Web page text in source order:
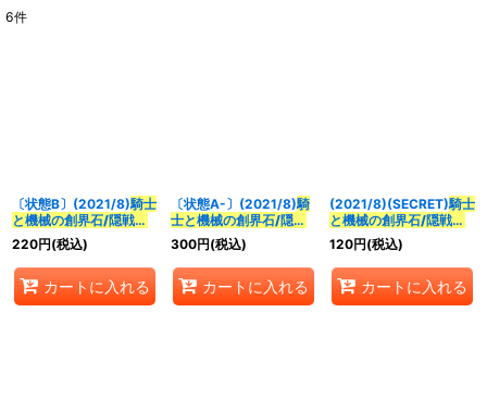
絞り込む
6件
〔状態B〕(2021/8)騎士
と機械の創界石/隠戦魔
神【転醒R】{BS58-
070a/BS58-070b}
《多》
220円(税込)
カートに入れる
〔状態A-〕(2021/8)騎
士と機械の創界石/隠戦
魔神【転醒R】{BS58-
070a/BS58-070b}
《多》
300円(税込)
カートに入れる
(2021/8)(SECRET)騎士
と機械の創界石/隠戦魔
神【転醒R-SEC】
{BS58-070a/BS58-
070b}《多》
120円(税込)
カートに入れる